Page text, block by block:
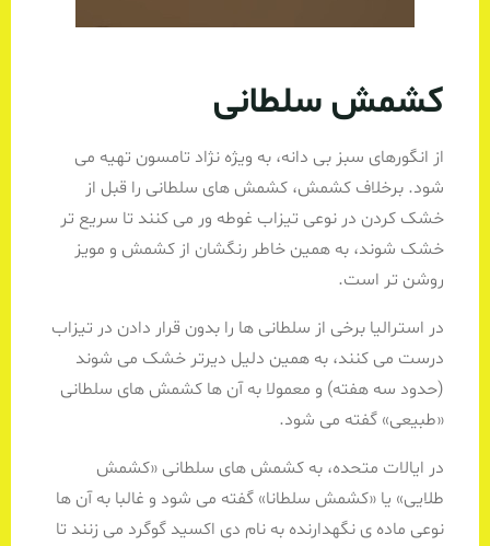
کشمش سلطانی
از انگورهای سبز بی دانه، به ویژه نژاد تامسون تهیه می
شود. برخلاف کشمش، کشمش های سلطانی را قبل از
خشک کردن در نوعی تیزاب غوطه ور می کنند تا سریع تر
خشک شوند، به همین خاطر رنگشان از کشمش و مویز
روشن تر است.
در استرالیا برخی از سلطانی ها را بدون قرار دادن در تیزاب
درست می کنند، به همین دلیل دیرتر خشک می شوند
(حدود سه هفته) و معمولا به آن ها کشمش های سلطانی
«طبیعی» گفته می شود.
در ایالات متحده، به کشمش های سلطانی «کشمش
طلایی» یا «کشمش سلطانا» گفته می شود و غالبا به آن ها
نوعی ماده ی نگهدارنده به نام دی اکسید گوگرد می زنند تا